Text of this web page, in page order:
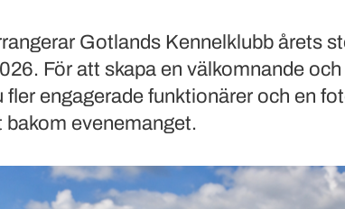
Gotlands Kennelklubb årets
För att skapa en välkomnande
engagerade funktionärer och en
bakom evenemanget.